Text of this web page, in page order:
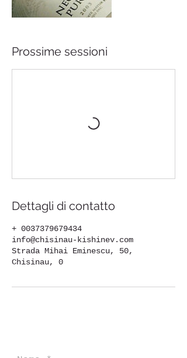
Prossime sessioni
Dettagli di contatto
+ 0037379679434
info@chisinau-kishinev.com
Strada Mihai Eminescu, 50,
Chisinau, 0